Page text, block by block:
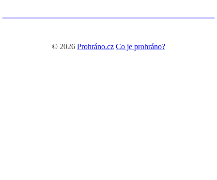
© 2026 Prohráno.cz Co je prohráno?